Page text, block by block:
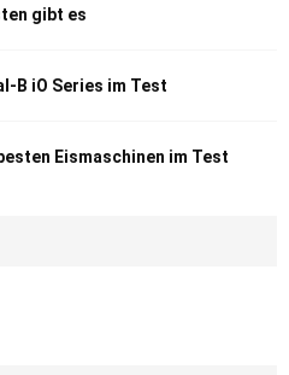
gibt es
B iO Series im Test
Eismaschinen im Test